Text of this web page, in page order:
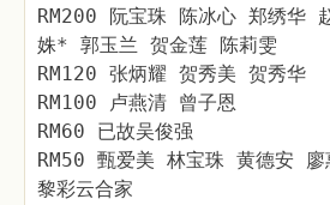
RM200 阮宝珠 陈冰心 郑绣华
姝* 郭玉兰 贺金莲 陈莉雯
RM120 张炳耀 贺秀美 贺秀华
RM100 卢燕清 曾子恩
RM60 已故吴俊强
RM50 甄爱美 林宝珠 黄德安 廖
黎彩云合家